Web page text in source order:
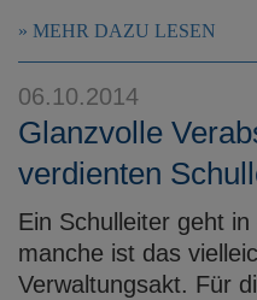
MEHR DAZU LESEN
06.10.2014
Glanzvolle
verdienten
Ein Schulleiter geht
manche ist das
Verwaltungsakt. Für